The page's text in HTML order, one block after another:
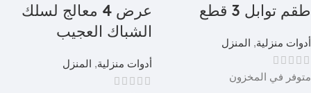
طقم توابل 3 قطع
أدوات منزلية, المنزل
متوفر في المخزون
عرض 4 معالج لسلك
الشباك العجيب
أدوات منزلية, المنزل